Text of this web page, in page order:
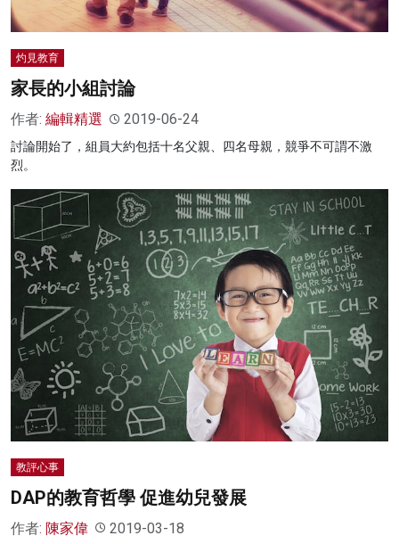
灼見教育
家長的小組討論
作者: 編輯精選 2019-06-24
討論開始了，組員大約包括十名父親、四名母親，競爭不可謂不激
烈。
教評心事
DAP的教育哲學 促進幼兒發展
作者: 陳家偉 2019-03-18